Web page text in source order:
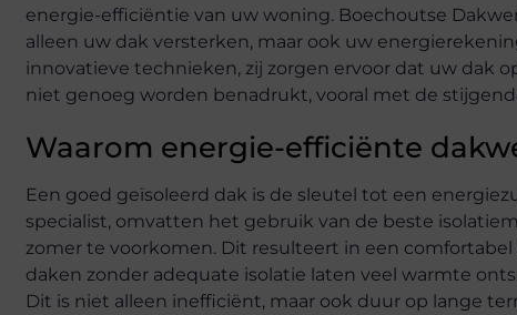
energie-efficiëntie van uw woning. Boechoutse
alleen uw dak versterken, maar ook uw
innovatieve technieken, zij zorgen ervoor dat uw dak
niet genoeg worden benadrukt, vooral met de
Waarom energie-efficiënte
Een goed geïsoleerd dak is de sleutel tot een
specialist, omvatten het gebruik van de beste
zomer te voorkomen. Dit resulteert in een
daken zonder adequate isolatie laten veel warmte
Dit is niet alleen inefficiënt, maar ook duur op lange